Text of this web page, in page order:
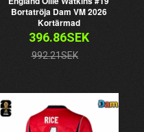
Bortatröja Dam VM 2026
Kortärmad
396.86SEK
992.21SEK